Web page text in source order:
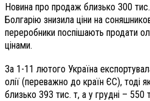
Новина про продаж близько 300
Болгарію знизила ціни на
переробники поспішають продати
цінами.
За 1-11 лютого Україна
олії (переважно до країн ЄС), тоді
близько 393 тис. т, а у грудні – 550